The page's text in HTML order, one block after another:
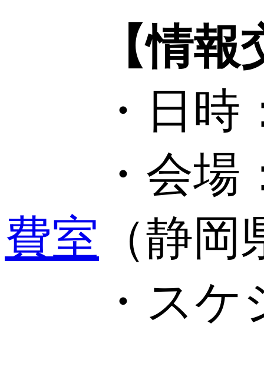
【情
・日時：
・会場
費室 （静
・スケ